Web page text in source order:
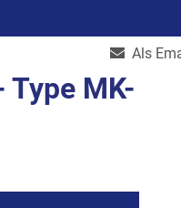
Als
MK-